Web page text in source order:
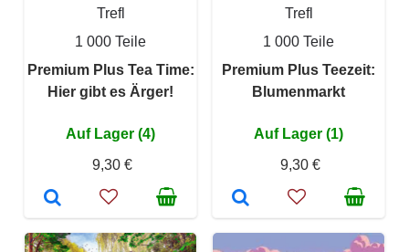
Trefl
1 000 Teile
Premium Plus Tea Time:
Hier gibt es Ärger!
Auf Lager (4)
9,30 €
Trefl
1 000 Teile
Premium Plus Teezeit:
Blumenmarkt
Auf Lager (1)
9,30 €